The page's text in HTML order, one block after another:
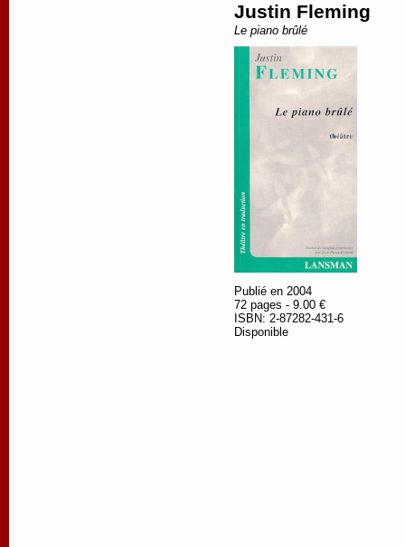
Justin Fleming
Le piano brûlé
Publié en 2004
72 pages - 9.00 €
ISBN: 2-87282-431-6
Disponible